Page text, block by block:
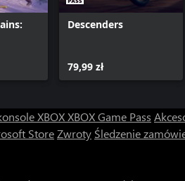
Descenders
79,99 zł
XBOXXBOX Game Pass
StoreZwroty Śledzenie